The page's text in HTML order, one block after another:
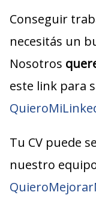
Conseguir
necesitás un
Nosotros
este link para
Tu CV puede
nuestro